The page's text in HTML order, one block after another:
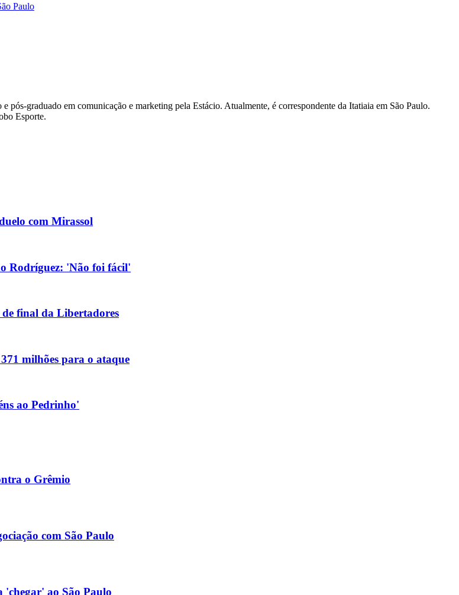
Paulo
graduado em comunicação e marketing pela Estácio. Atualmente, é correspondente da Itatiaia em São Paulo.
Esporte.
com Mirassol
Rodríguez: 'Não foi fácil'
final da Libertadores
milhões para o ataque
ao Pedrinho'
o Grêmio
com São Paulo
'chegar' ao São Paulo